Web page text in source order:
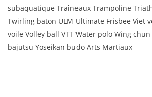
subaquatique Traîneaux Trampoline
Twirling baton ULM Ultimate Frisbee Viet
voile Volley ball VTT Water polo Wing chun
bajutsu Yoseikan budo Arts Martiaux